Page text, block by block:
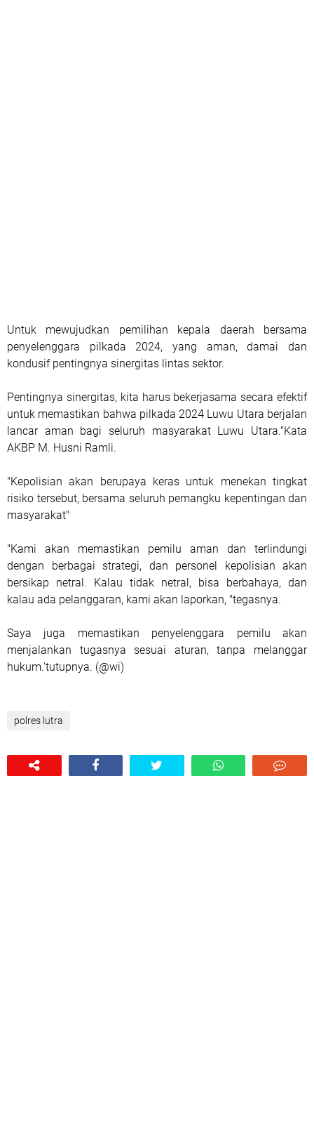
Untuk mewujudkan pemilihan kepala daerah bersama
penyelenggara pilkada 2024, yang aman, damai dan
kondusif pentingnya sinergitas lintas sektor.
Pentingnya sinergitas, kita harus bekerjasama secara efektif
untuk memastikan bahwa pilkada 2024 Luwu Utara berjalan
lancar aman bagi seluruh masyarakat Luwu Utara."Kata
AKBP M. Husni Ramli.
"Kepolisian akan berupaya keras untuk menekan tingkat
risiko tersebut, bersama seluruh pemangku kepentingan dan
masyarakat"
"Kami akan memastikan pemilu aman dan terlindungi
dengan berbagai strategi, dan personel kepolisian akan
bersikap netral. Kalau tidak netral, bisa berbahaya, dan
kalau ada pelanggaran, kami akan laporkan, "tegasnya.
Saya juga memastikan penyelenggara pemilu akan
menjalankan tugasnya sesuai aturan, tanpa melanggar
hukum.'tutupnya. (@wi)
polres lutra